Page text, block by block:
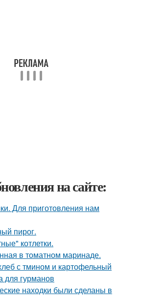
на сайте:
Для приготовления нам
пирог.
котлетки.
в томатном маринаде.
с тмином и картофельный
для гурманов
находки были сделаны в